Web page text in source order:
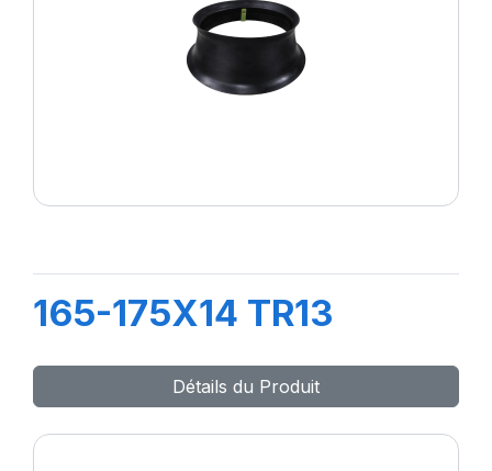
165-175X14 TR13
Détails du Produit